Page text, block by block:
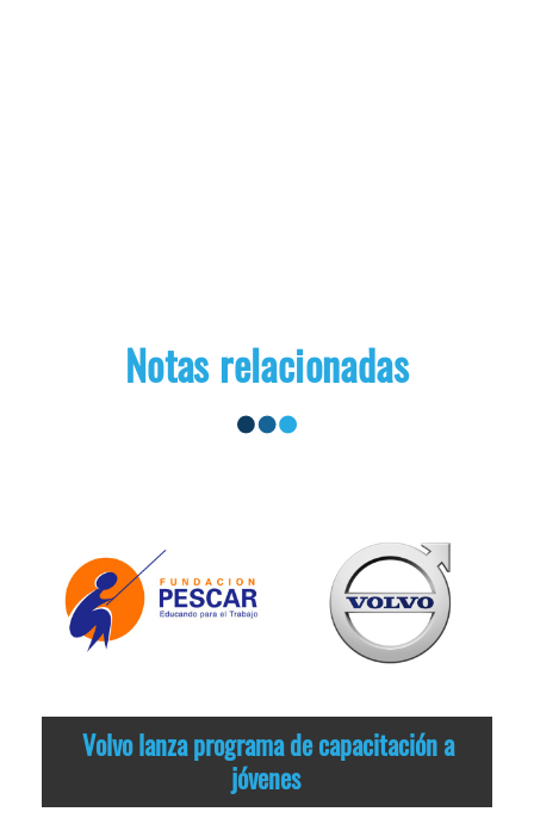
Notas relacionadas
Volvo lanza programa de capacitación a
jóvenes